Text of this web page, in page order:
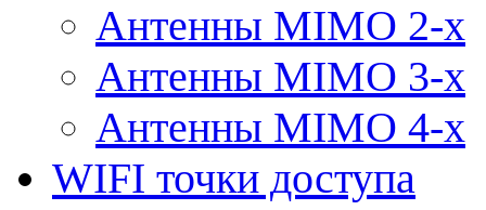
Антенны MIMO 2-x
Антенны MIMO 3-x
Антенны MIMO 4-x
WIFI точки доступа